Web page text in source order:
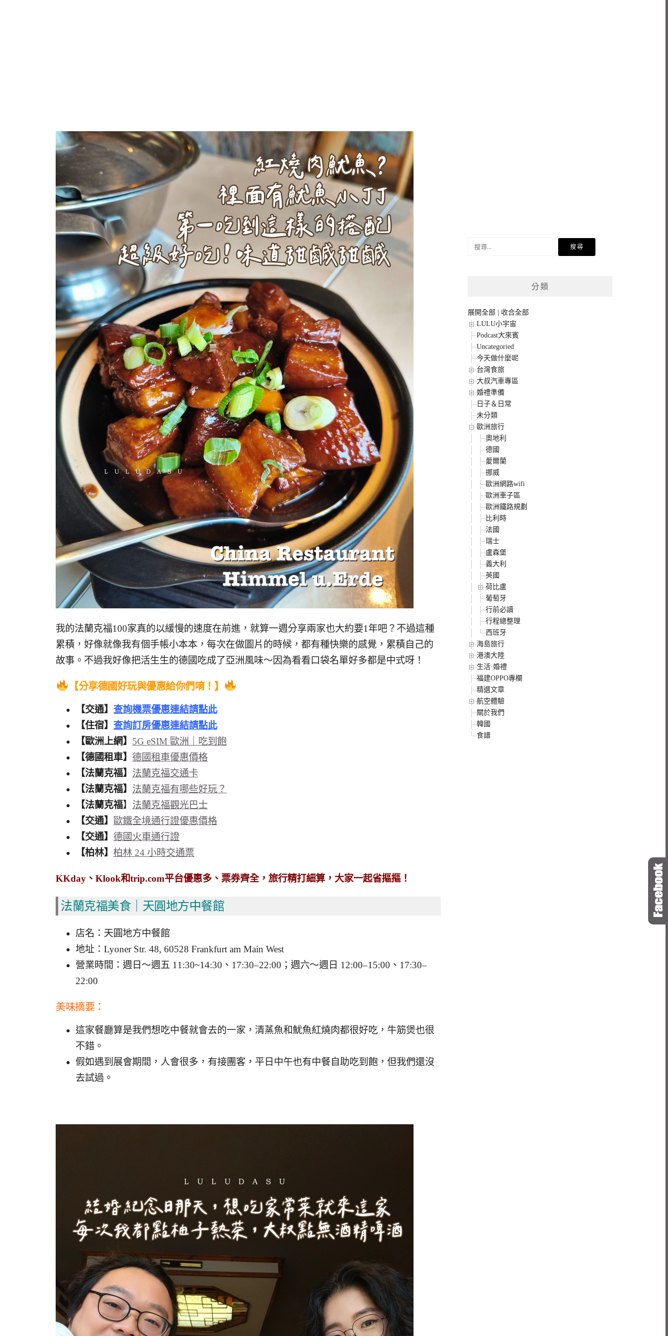
我的法蘭克福100家真的以緩慢的速度在前進，就算一週分享兩家也大約要1年吧？不過這種
累積，好像就像我有個手帳小本本，每次在做圖片的時候，都有種快樂的感覺，累積自己的
故事。不過我好像把活生生的德國吃成了亞洲風味～因為看看口袋名單好多都是中式呀！
【分享德國好玩與優惠給你們唷！ 】
【交通】 查詢機票優惠連結請點此
【住宿】 查詢訂房優惠連結請點此
【歐洲上網】 5G eSIM 歐洲｜吃到飽
【德國租車】 德國租車優惠價格
【法蘭克福】 法蘭克福交通卡
【法蘭克福】 法蘭克福有哪些好玩？
【法蘭克福】 法蘭克福觀光巴士
【交通】 歐鐵全境通行證優惠價格
【交通】 德國火車通行證
【柏林】 柏林 24 小時交通票
KKday、Klook和trip.com平台優惠多、票券齊全，旅行精打細算，大家一起省摳摳！
法蘭克福美食｜天圓地方中餐館
店名：天圓地方中餐館
地址：Lyoner Str. 48, 60528 Frankfurt am Main West
營業時間：週日～週五 11:30~14:30、17:30–22:00；週六～週日 12:00–15:00、17:30–
22:00
美味摘要：
這家餐廳算是我們想吃中餐就會去的一家，清蒸魚和魷魚紅燒肉都很好吃，牛筋煲也很
不錯。
假如遇到展會期間，人會很多，有接團客，平日中午也有中餐自助吃到飽，但我們還沒
去試過。
分類
展開全部
收合全部
LULU小宇宙
Podcast大來賓
Uncategoried
今天做什麼呢
台灣食旅
大叔汽車專區
婚禮準備
日子＆日常
未分類
歐洲旅行
奧地利
德國
愛爾蘭
挪威
歐洲網路wifi
歐洲車子區
歐洲鐵路規劃
比利時
法國
瑞士
盧森堡
義大利
英國
荷比盧
葡萄牙
行前必讀
行程總整理
西班牙
海島旅行
港澳大陸
生活·婚禮
福建OPPO專欄
精選文章
航空體驗
關於我們
韓國
食譜